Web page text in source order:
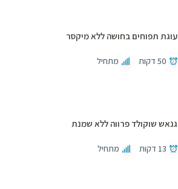
עוגת תפוחים בחושה ללא מיקסר
50 דקות מתחיל
גנאש שוקולד פרווה ללא שמנת
13 דקות מתחיל